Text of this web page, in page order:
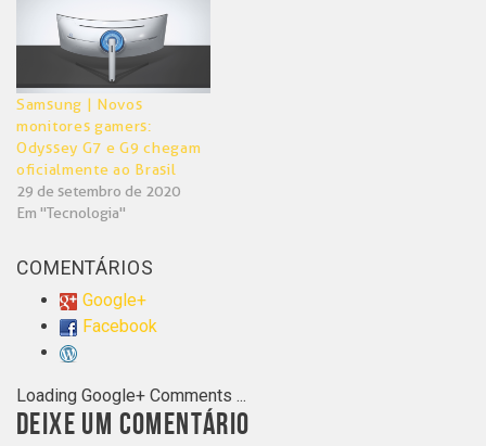
Samsung | Novos
monitores gamers:
Odyssey G7 e G9 chegam
oficialmente ao Brasil
29 de setembro de 2020
Em "Tecnologia"
COMENTÁRIOS
Google+
Facebook
Loading Google+ Comments ...
DEIXE UM COMENTÁRIO